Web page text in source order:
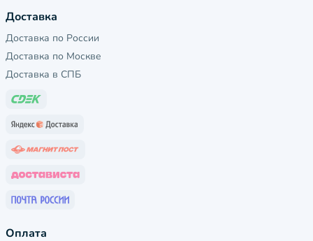
Доставка
Доставка по России
Доставка по Москве
Доставка в СПБ
Оплата